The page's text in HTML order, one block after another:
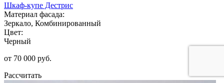
Шкаф-купе Дестрис
Материал фасада:
Зеркало, Комбинированный
Цвет:
Черный
от 70 000 руб.
Рассчитать